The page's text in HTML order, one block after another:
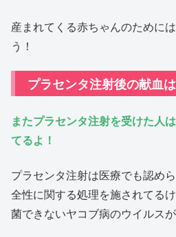
産まれてくる赤ちゃんのために
う！
プラセンタ注射後の献血
またプラセンタ注射を受けた人
てるよ！
プラセンタ注射は医療でも認め
全性に関する処理を施されてる
菌できないヤコブ病のウイルスが